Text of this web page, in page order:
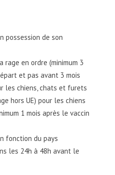
possession de son
rage en ordre (minimum 3
et pas avant 3 mois
les chiens, chats et furets
hors UE) pour les chiens
1 mois après le vaccin
fonction du pays
les 24h à 48h avant le